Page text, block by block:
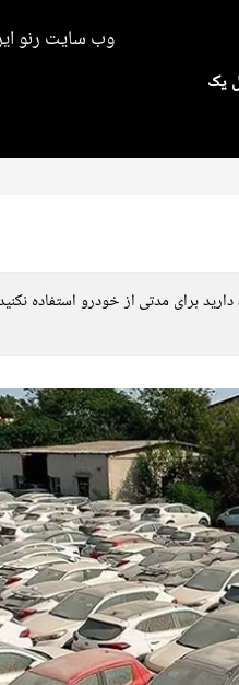
وب سایت رنو
یک
برای مدتی از خودرو استفاده